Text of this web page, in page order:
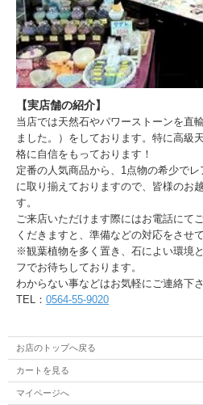
【実店舗の紹介】
当店では天然石やパワーストーンを直
ました。）をしております。特に高級
格に自信をもっております！
定番の人気商品から、1点物の希少で
に取り揃えておりますので、皆様のお
す。
ご来店いただけます際にはお電話にて
くだきますと、準備などの対応をさせ
※観葉植物を多く置き、石によい環境
フでお待ちしております。
わからない事などはお気軽にご連絡下さ
TEL： 0564-55-9020
お店のトップへ戻る
カートを見る
マイページへ